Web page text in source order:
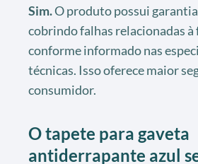
Sim.O produto possui garantia
cobrindo falhas relacionadas à
conforme informado nas
técnicas. Isso oferece maior
consumidor.
O tapete para gaveta
antiderrapante azul